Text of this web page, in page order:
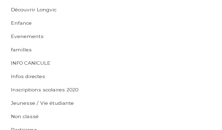
Découvrir Longvic
Enfance
Evenements
familles
INFO CANICULE
Infos directes
Inscriptions scolaires 2020
Jeunesse / Vie étudiante
Non classé